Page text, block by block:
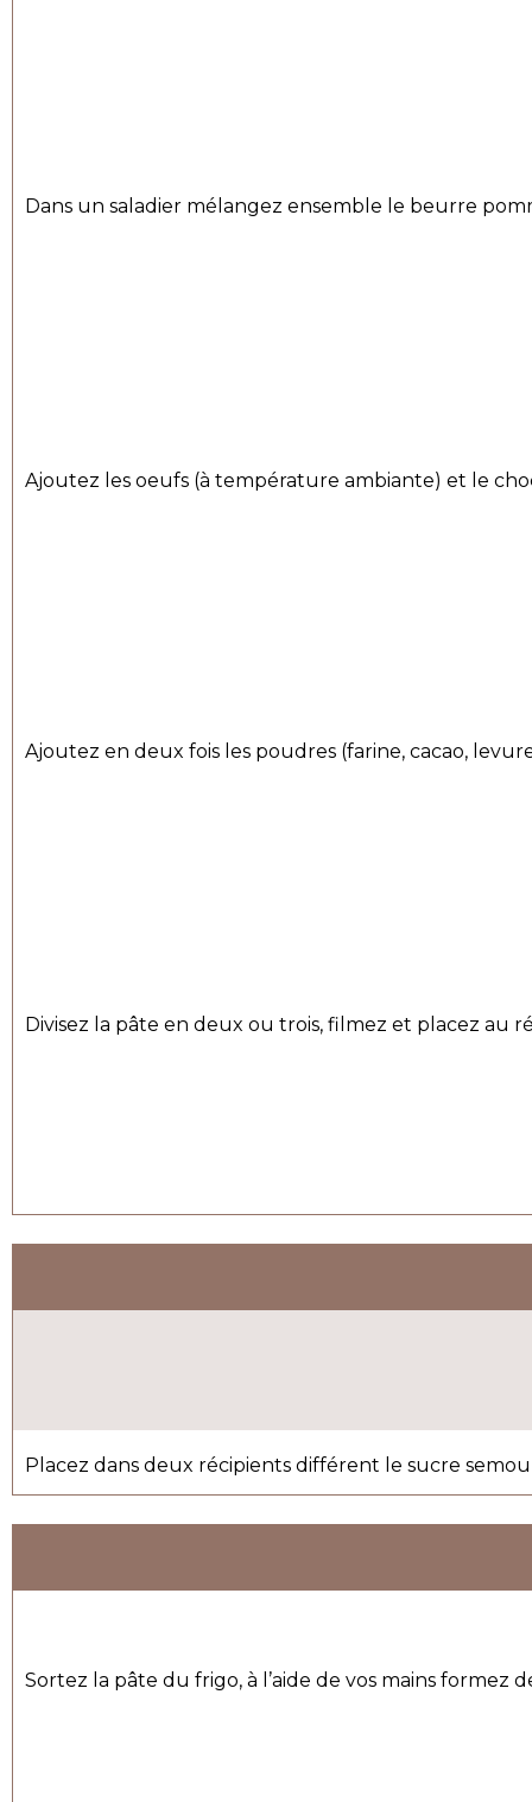
Dans un saladier mélangez ensemble le beurre
Ajoutez les oeufs (à température ambiante) et le
Ajoutez en deux fois les poudres (farine, cacao,
Divisez la pâte en deux ou trois, filmez et placez au
Placez dans deux récipients différent le sucre
Sortez la pâte du frigo, à l’aide de vos mains formez